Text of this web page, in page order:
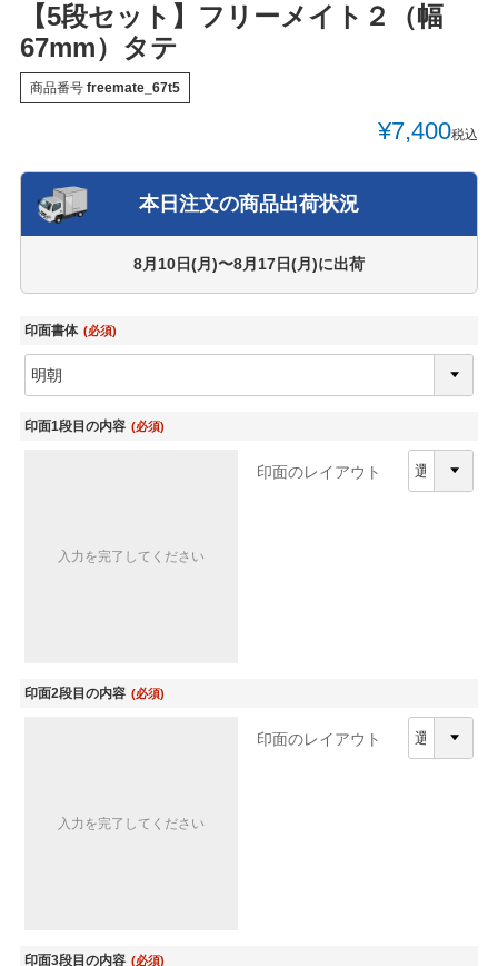
【5段セット】フリーメイト２（幅
67mm）タテ
商品番号 freemate_67t5
¥7,400税込
本日注文の商品出荷状況
8月10日(月)〜8月17日(月)に出荷
印面書体 (必須)
印面1段目の内容 (必須)
印面のレイアウト
入力を完了してください
印面2段目の内容 (必須)
印面のレイアウト
入力を完了してください
印面3段目の内容 (必須)